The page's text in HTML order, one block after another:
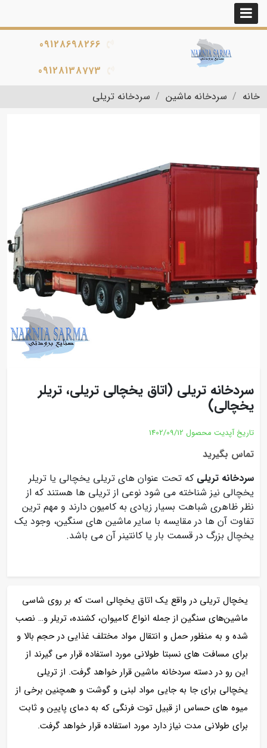
09128698266
09128138773
خانه
سردخانه ماشین سردخانه تریلی
سردخانه تریلی (اتاق یخچالی تریلی، تریلر
یخچالی)
تاریخ آپدیت محصول 1402/09/12
تماس بگیرید
سردخانه تریلی که تحت عنوان های تریلی یخچالی یا تریلر
یخچالی نیز شناخته می شود نوعی از تریلی ها هستند که از
نظر ظاهری شباهت بسیار زیادی به کامیون دارند و مهم ترین
تفاوت آن ها در مقایسه با سایر ماشین های سنگین، وجود یک
یخچال بزرگ در قسمت بار یا کانتینر آن می باشد.
یخچال تریلی در واقع یک اتاق یخچالی است که بر روی شاسی
ماشین‌های سنگین از جمله انواع کامیوان، کشنده، تریلر و… نصب
شده و به منظور حمل و انتقال مواد مختلف غذایی در حجم بالا و
برای مسافت های نسبتا طولانی مورد استفاده قرار می گیرند از
این رو در دسته سردخانه ماشین قرار خواهد گرفت. از تریلی
یخچالی برای جا به جایی مواد لبنی و گوشت و همچنین برخی از
میوه های حساس از قبیل توت فرنگی که به دمای پایین و ثابت
برای طولانی مدت نیاز دارد مورد استفاده قرار خواهد گرفت.